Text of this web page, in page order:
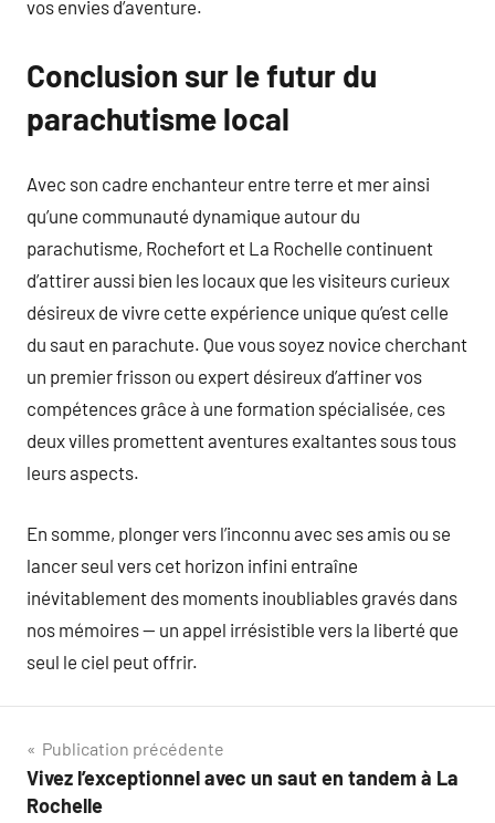
vos envies d’aventure.
Conclusion sur le futur du
parachutisme local
Avec son cadre enchanteur entre terre et mer ainsi
qu’une communauté dynamique autour du
parachutisme, Rochefort et La Rochelle continuent
d’attirer aussi bien les locaux que les visiteurs curieux
désireux de vivre cette expérience unique qu’est celle
du saut en parachute. Que vous soyez novice cherchant
un premier frisson ou expert désireux d’affiner vos
compétences grâce à une formation spécialisée, ces
deux villes promettent aventures exaltantes sous tous
leurs aspects.
En somme, plonger vers l’inconnu avec ses amis ou se
lancer seul vers cet horizon infini entraîne
inévitablement des moments inoubliables gravés dans
nos mémoires — un appel irrésistible vers la liberté que
seul le ciel peut offrir.
Navigation
de
Publication précédente
Vivez l’exceptionnel avec un saut en tandem à La
Rochelle